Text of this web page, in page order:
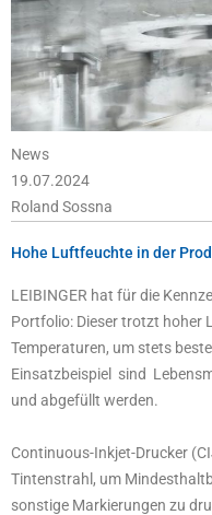
News
19.07.2024
Roland Sossna
Hohe Luftfeuchte in der
LEIBINGER hat für die
Portfolio: Dieser trotzt hoher
Temperaturen, um stets
Einsatzbeispiel sind
und abgefüllt werden.
Continuous-Inkjet-Drucker
Tintenstrahl, um
sonstige Markierungen zu